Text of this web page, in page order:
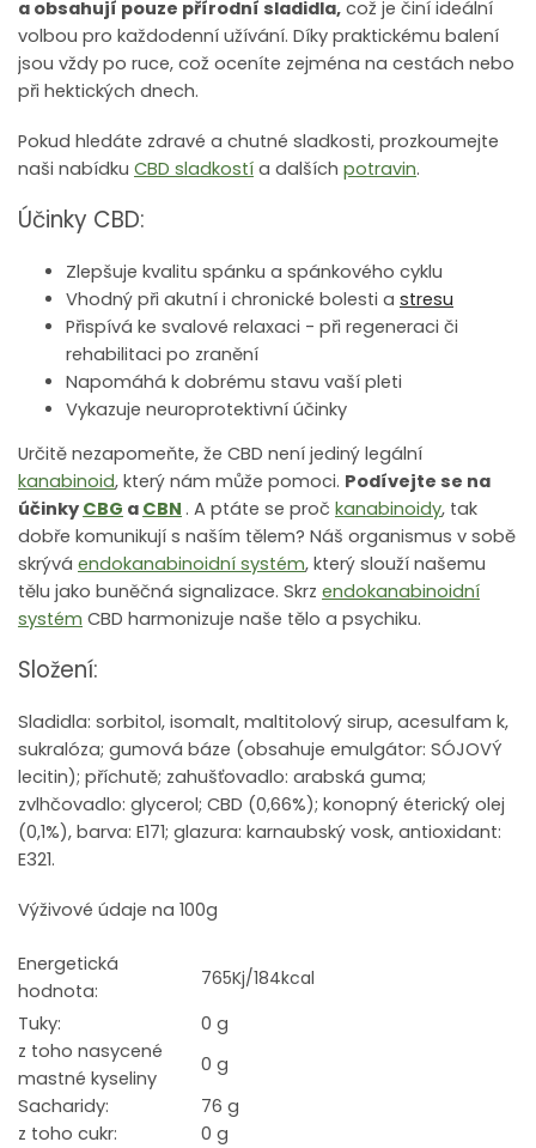
a obsahují pouze přírodní sladidla, což je činí ideální
volbou pro každodenní užívání. Díky praktickému balení
jsou vždy po ruce, což oceníte zejména na cestách nebo
při hektických dnech.
Pokud hledáte zdravé a chutné sladkosti, prozkoumejte
naši nabídku CBD sladkostí a dalších potravin.
Účinky CBD:
Zlepšuje kvalitu spánku a spánkového cyklu
Vhodný při akutní i chronické bolesti a stresu
Přispívá ke svalové relaxaci - při regeneraci či
rehabilitaci po zranění
Napomáhá k dobrému stavu vaší pleti
Vykazuje neuroprotektivní účinky
Určitě nezapomeňte, že CBD není jediný legální
kanabinoid, který nám může pomoci. Podívejte se na
účinky CBG a CBN . A ptáte se proč kanabinoidy, tak
dobře komunikují s naším tělem? Náš organismus v sobě
skrývá endokanabinoidní systém, který slouží našemu
tělu jako buněčná signalizace. Skrz endokanabinoidní
systém CBD harmonizuje naše tělo a psychiku.
Složení:
Sladidla: sorbitol, isomalt, maltitolový sirup, acesulfam k,
sukralóza; gumová báze (obsahuje emulgátor: SÓJOVÝ
lecitin); příchutě; zahušťovadlo: arabská guma;
zvlhčovadlo: glycerol; CBD (0,66%); konopný éterický olej
(0,1%), barva: E171; glazura: karnaubský vosk, antioxidant:
E321.
Výživové údaje na 100g
Energetická
hodnota:
765Kj/184kcal
Tuky:
0 g
z toho nasycené
mastné kyseliny
0 g
Sacharidy:
76 g
z toho cukr:
0 g